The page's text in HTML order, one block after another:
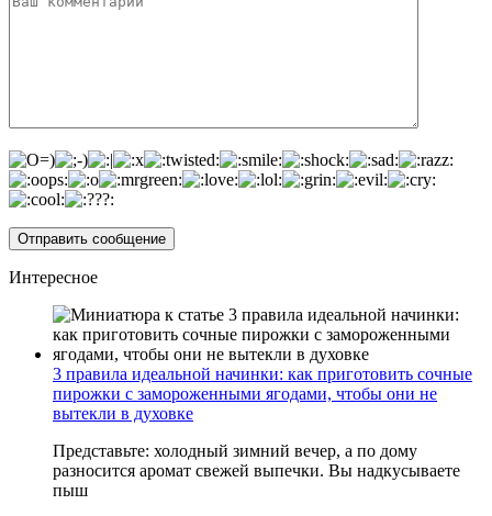
Интересное
3 правила идеальной начинки: как приготовить сочные
пирожки с замороженными ягодами, чтобы они не
вытекли в духовке
Представьте: холодный зимний вечер, а по дому
разносится аромат свежей выпечки. Вы надкусываете
пыш